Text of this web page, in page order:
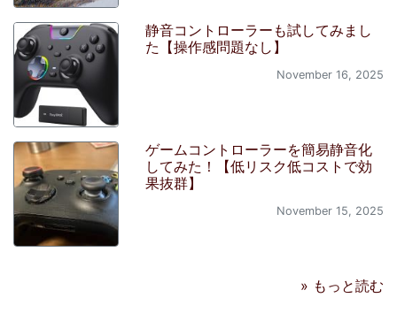
静音コントローラーも試してみまし
た【操作感問題なし】
November 16, 2025
ゲームコントローラーを簡易静音化
してみた！【低リスク低コストで効
果抜群】
November 15, 2025
» もっと読む